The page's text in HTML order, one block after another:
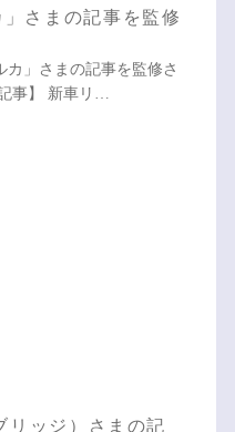
さまの記事を監修
カ」さまの記事を監修さ
事】 新車リ…
リッジ）さまの記